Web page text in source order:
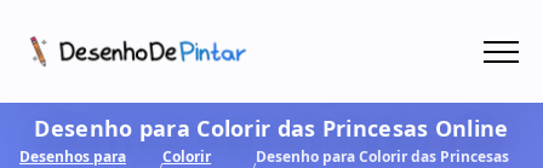
Coletâneas de Desenhos - PDF
Desenho para Colorir das Princesas Online
Desenhos para
Colorir
Desenho para Colorir das Princesas